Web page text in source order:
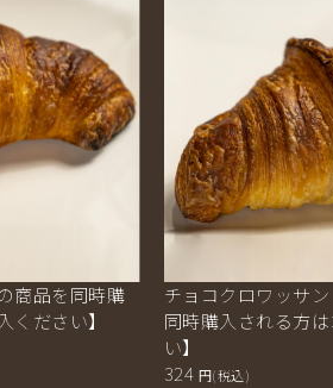
商品を同時購
ください】
チョコクロワッサ
同時購入される方
い】
324 円(税込)